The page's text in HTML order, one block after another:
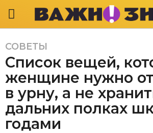
5
л
т
a
g
o
СОВЕТЫ
Список вещей,
женщине нужно
в урну, а не
дальних полках
годами